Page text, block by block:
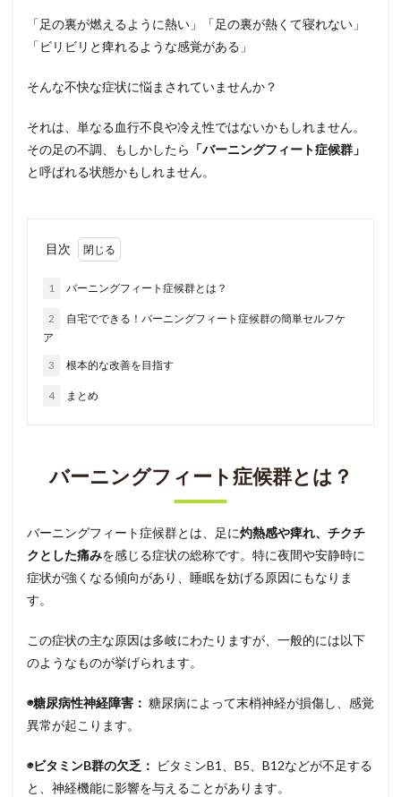
「足の裏が燃えるように熱い」「足の裏が熱くて寝れない」
「ビリビリと痺れるような感覚がある」
そんな不快な症状に悩まされていませんか？
それは、単なる血行不良や冷え性ではないかもしれません。
その足の不調、もしかしたら 「バーニングフィート症候群」
と呼ばれる状態かもしれません。
目次
1 バーニングフィート症候群とは？
2
自宅でできる！バーニングフィート症候群の簡単セルフケ
ア
3 根本的な改善を目指す
4 まとめ
バーニングフィート症候群とは？
バーニングフィート症候群とは、足に灼熱感や痺れ、チクチ
クとした痛みを感じる症状の総称です。特に夜間や安静時に
症状が強くなる傾向があり、睡眠を妨げる原因にもなりま
す。
この症状の主な原因は多岐にわたりますが、一般的には以下
のようなものが挙げられます。
◉糖尿病性神経障害： 糖尿病によって末梢神経が損傷し、感覚
異常が起こります。
◉ビタミンB群の欠乏： ビタミンB1、B5、B12などが不足する
と、神経機能に影響を与えることがあります。